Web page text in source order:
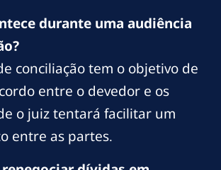
durante uma audiência
conciliação tem o objetivo de
entre o devedor e os
o juiz tentará facilitar um
entre as partes.